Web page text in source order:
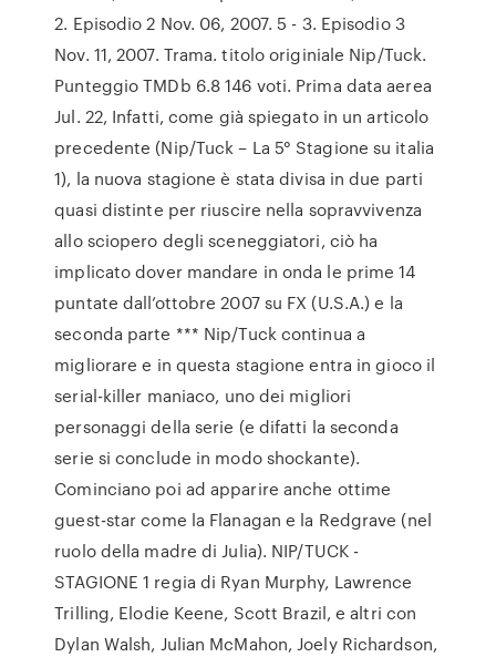
2. Episodio 2 Nov. 06, 2007. 5 - 3. Episodio 3
Nov. 11, 2007. Trama. titolo originiale Nip/Tuck.
Punteggio TMDb 6.8 146 voti. Prima data aerea
Jul. 22, Infatti, come già spiegato in un articolo
precedente (Nip/Tuck – La 5° Stagione su italia
1), la nuova stagione è stata divisa in due parti
quasi distinte per riuscire nella sopravvivenza
allo sciopero degli sceneggiatori, ciò ha
implicato dover mandare in onda le prime 14
puntate dall’ottobre 2007 su FX (U.S.A.) e la
seconda parte *** Nip/Tuck continua a
migliorare e in questa stagione entra in gioco il
serial-killer maniaco, uno dei migliori
personaggi della serie (e difatti la seconda
serie si conclude in modo shockante).
Cominciano poi ad apparire anche ottime
guest-star come la Flanagan e la Redgrave (nel
ruolo della madre di Julia). NIP/TUCK -
STAGIONE 1 regia di Ryan Murphy, Lawrence
Trilling, Elodie Keene, Scott Brazil, e altri con
Dylan Walsh, Julian McMahon, Joely Richardson,